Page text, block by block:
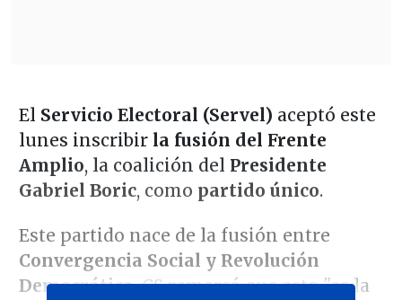
El Servicio Electoral (Servel) aceptó este
lunes inscribir la fusión del Frente
Amplio, la coalición del Presidente
Gabriel Boric, como partido único.
Este partido nace de la fusión entre
Convergencia Social y Revolución
Democrática. CS remarcó que esto "es la